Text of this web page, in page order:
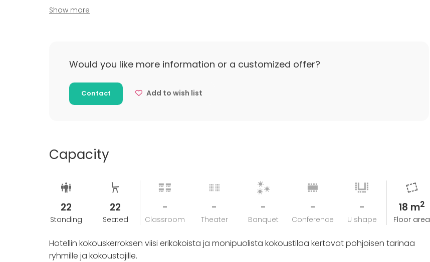
Muut tapahtumat erillisen tarjouksen mukaan!
Show more
Would you like more information or a customized offer?
Contact Add to wish list
Capacity
22
Standing
22
Seated
-
Classroom
-
Theater
-
Banquet
-
Conference
-
U shape
18 m2
Floor area
Hotellin kokouskerroksen viisi erikokoista ja monipuolista kokoustilaa kertovat pohjoisen tarinaa
ryhmille ja kokoustajille.